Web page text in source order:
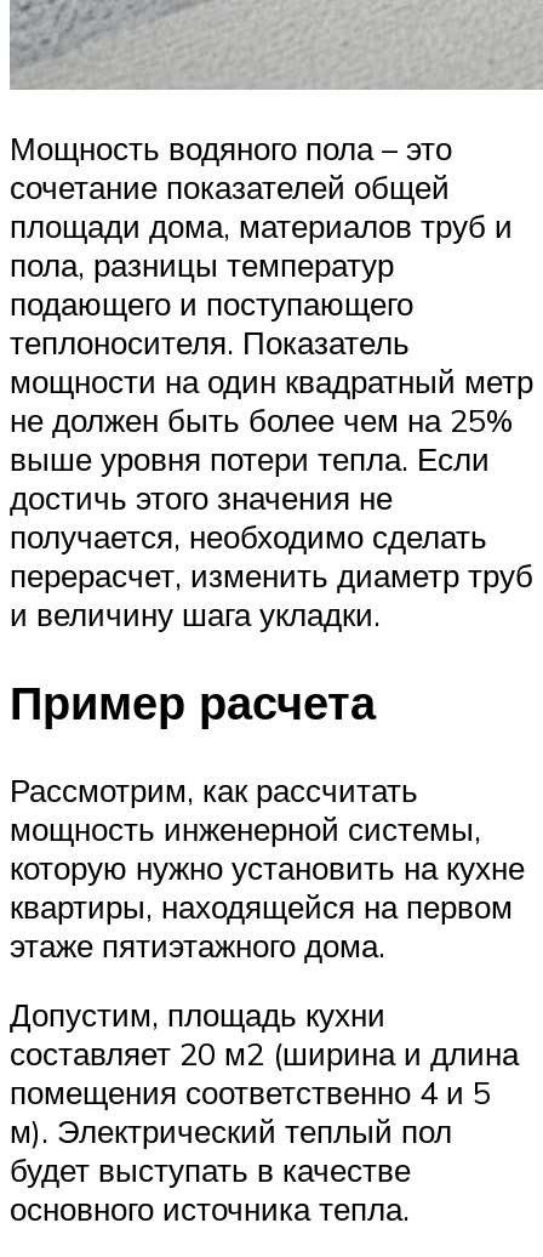
Мощность водяного пола – это
сочетание показателей общей
площади дома, материалов труб и
пола, разницы температур
подающего и поступающего
теплоносителя. Показатель
мощности на один квадратный метр
не должен быть более чем на 25%
выше уровня потери тепла. Если
достичь этого значения не
получается, необходимо сделать
перерасчет, изменить диаметр труб
и величину шага укладки.
Пример расчета
Рассмотрим, как рассчитать
мощность инженерной системы,
которую нужно установить на кухне
квартиры, находящейся на первом
этаже пятиэтажного дома.
Допустим, площадь кухни
составляет 20 м2 (ширина и длина
помещения соответственно 4 и 5
м). Электрический теплый пол
будет выступать в качестве
основного источника тепла.